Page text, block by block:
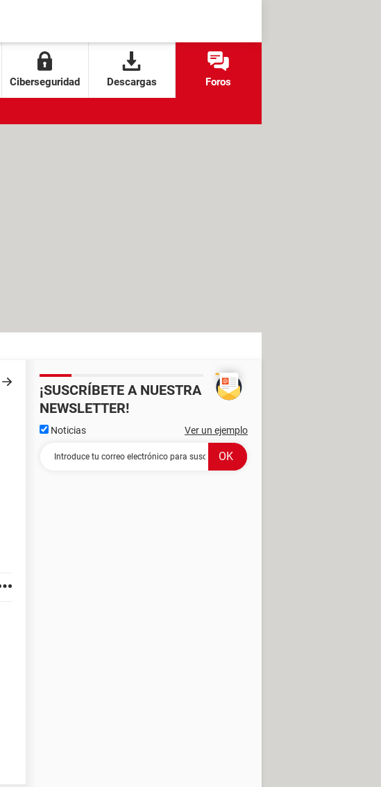
Ciberseguridad Descargas Foros
¡SUSCRÍBETE A NUESTRA
NEWSLETTER!
Noticias Ver un ejemplo